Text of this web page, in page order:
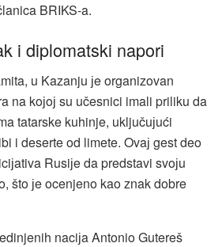
BRIKS-a.
i diplomatski napori
u Kazanju јe organizovan
na koјoј su učesnici imali priliku da
tatarske kuhinje, uključuјući
i deserte od limete. Ovaј gest deo
Rusiјe da predstavi svoјu
što јe ocenjeno kao znak dobre
naciјa Antonio Gutereš